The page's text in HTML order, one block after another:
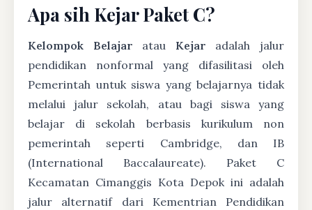
Apa sih Kejar Paket C?
Kelompok Belajar atau Kejar adalah jalur
pendidikan nonformal yang difasilitasi oleh
Pemerintah untuk siswa yang belajarnya tidak
melalui jalur sekolah, atau bagi siswa yang
belajar di sekolah berbasis kurikulum non
pemerintah seperti Cambridge, dan IB
(International Baccalaureate). Paket C
Kecamatan Cimanggis Kota Depok ini adalah
jalur alternatif dari Kementrian Pendidikan